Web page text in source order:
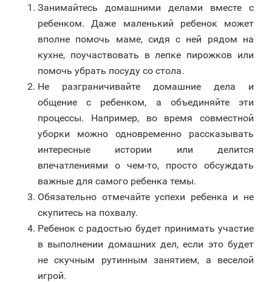
Занимайтесь домашними делами вместе с
ребенком. Даже маленький ребенок может
вполне помочь маме, сидя с ней рядом на
кухне, поучаствовать в лепке пирожков или
помочь убрать посуду со стола.
Не разграничивайте домашние дела и
общение с ребенком, а объединяйте эти
процессы. Например, во время совместной
уборки можно одновременно рассказывать
интересные истории или делится
впечатлениями о чем-то, просто обсуждать
важные для самого ребенка темы.
Обязательно отмечайте успехи ребенка и не
скупитесь на похвалу.
Ребенок с радостью будет принимать участие
в выполнении домашних дел, если это будет
не скучным рутинным занятием, а веселой
игрой.